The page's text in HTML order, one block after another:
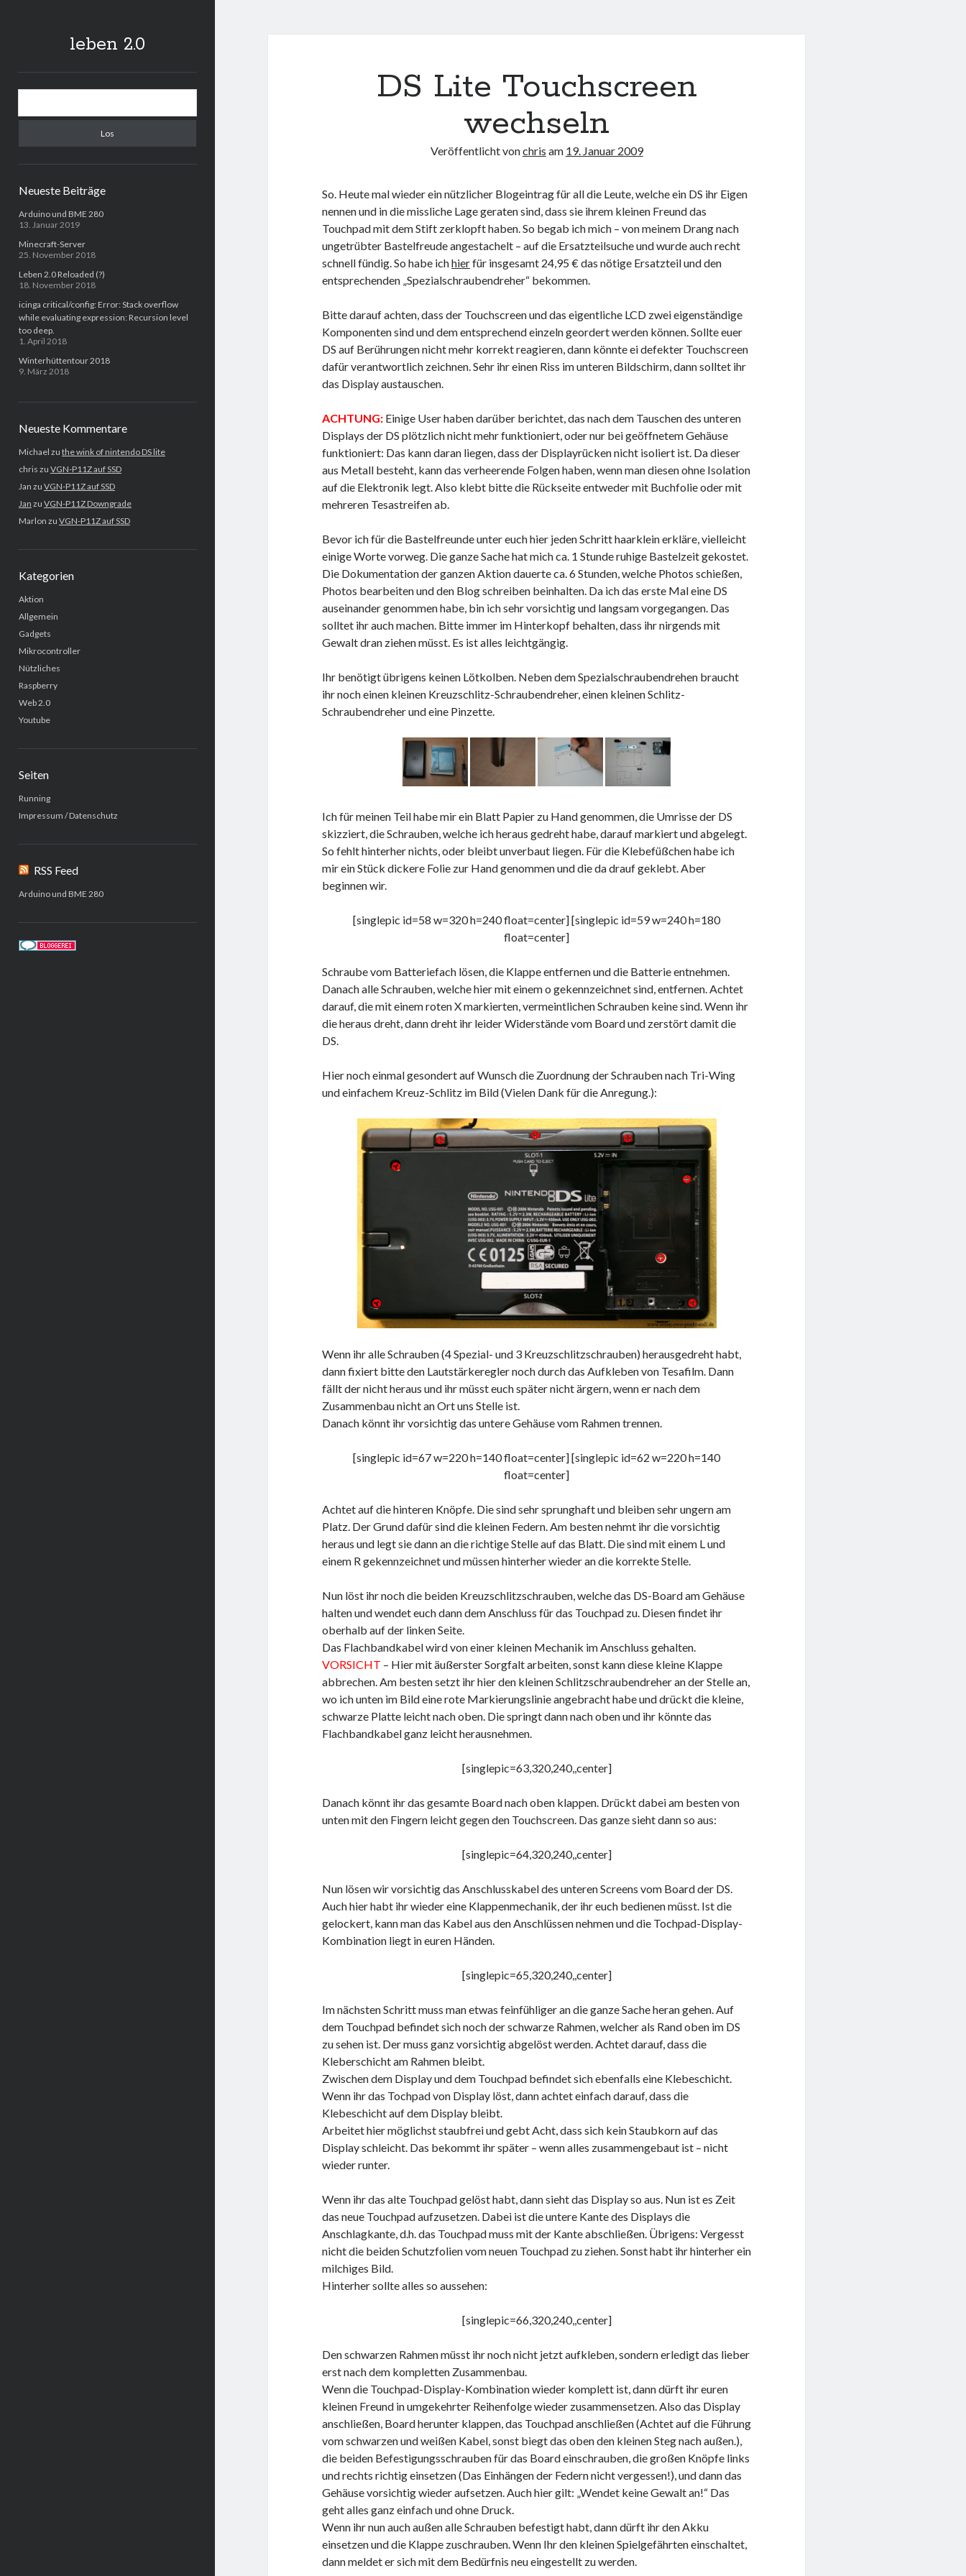
leben 2.0
Sidebar
Neueste Beiträge
Arduino und BME 280
13. Januar 2019
Minecraft-Server
25. November 2018
Leben 2.0 Reloaded (?)
18. November 2018
icinga critical/config: Error: Stack overflow
while evaluating expression: Recursion level
too deep.
1. April 2018
Winterhüttentour 2018
9. März 2018
Neueste Kommentare
Michael zu the wink of nintendo DS lite
chris zu VGN-P11Z auf SSD
Jan zu VGN-P11Z auf SSD
Jan zu VGN-P11Z Downgrade
Marlon zu VGN-P11Z auf SSD
Kategorien
Aktion
Allgemein
Gadgets
Mikrocontroller
Nützliches
Raspberry
Web 2.0
Youtube
Seiten
Running
Impressum / Datenschutz
RSS Feed
Arduino und BME 280
DS Lite Touchscreen
wechseln
Veröffentlicht vonchris am 19. Januar 2009
So. Heute mal wieder ein nützlicher Blogeintrag für all die Leute, welche ein DS ihr Eigen
nennen und in die missliche Lage geraten sind, dass sie ihrem kleinen Freund das
Touchpad mit dem Stift zerklopft haben. So begab ich mich – von meinem Drang nach
ungetrübter Bastelfreude angestachelt – auf die Ersatzteilsuche und wurde auch recht
schnell fündig. So habe ichhierfür insgesamt 24,95 € das nötige Ersatzteil und den
entsprechenden „Spezialschraubendreher“ bekommen.
Bitte darauf achten, dass der Touchscreen und das eigentliche LCD zwei eigenständige
Komponenten sind und dem entsprechend einzeln geordert werden können. Sollte euer
DS auf Berührungen nicht mehr korrekt reagieren, dann könnte ei defekter Touchscreen
dafür verantwortlich zeichnen. Sehr ihr einen Riss im unteren Bildschirm, dann solltet ihr
das Display austauschen.
ACHTUNG: Einige User haben darüber berichtet, das nach dem Tauschen des unteren
Displays der DS plötzlich nicht mehr funktioniert, oder nur bei geöffnetem Gehäuse
funktioniert: Das kann daran liegen, dass der Displayrücken nicht isoliert ist. Da dieser
aus Metall besteht, kann das verheerende Folgen haben, wenn man diesen ohne Isolation
auf die Elektronik legt. Also klebt bitte die Rückseite entweder mit Buchfolie oder mit
mehreren Tesastreifen ab.
Bevor ich für die Bastelfreunde unter euch hier jeden Schritt haarklein erkläre, vielleicht
einige Worte vorweg. Die ganze Sache hat mich ca. 1 Stunde ruhige Bastelzeit gekostet.
Die Dokumentation der ganzen Aktion dauerte ca. 6 Stunden, welche Photos schießen,
Photos bearbeiten und den Blog schreiben beinhalten. Da ich das erste Mal eine DS
auseinander genommen habe, bin ich sehr vorsichtig und langsam vorgegangen. Das
solltet ihr auch machen. Bitte immer im Hinterkopf behalten, dass ihr nirgends mit
Gewalt dran ziehen müsst. Es ist alles leichtgängig.
Ihr benötigt übrigens keinen Lötkolben. Neben dem Spezialschraubendrehen braucht
ihr noch einen kleinen Kreuzschlitz-Schraubendreher, einen kleinen Schlitz-
Schraubendreher und eine Pinzette.
Ich für meinen Teil habe mir ein Blatt Papier zu Hand genommen, die Umrisse der DS
skizziert, die Schrauben, welche ich heraus gedreht habe, darauf markiert und abgelegt.
So fehlt hinterher nichts, oder bleibt unverbaut liegen. Für die Klebefüßchen habe ich
mir ein Stück dickere Folie zur Hand genommen und die da drauf geklebt. Aber
beginnen wir.
[singlepic id=58 w=320 h=240 float=center] [singlepic id=59 w=240 h=180
float=center]
Schraube vom Batteriefach lösen, die Klappe entfernen und die Batterie entnehmen.
Danach alle Schrauben, welche hier mit einem o gekennzeichnet sind, entfernen. Achtet
darauf, die mit einem roten X markierten, vermeintlichen Schrauben keine sind. Wenn ihr
die heraus dreht, dann dreht ihr leider Widerstände vom Board und zerstört damit die
DS.
Hier noch einmal gesondert auf Wunsch die Zuordnung der Schrauben nach Tri-Wing
und einfachem Kreuz-Schlitz im Bild (Vielen Dank für die Anregung.):
Wenn ihr alle Schrauben (4 Spezial- und 3 Kreuzschlitzschrauben) herausgedreht habt,
dann fixiert bitte den Lautstärkeregler noch durch das Aufkleben von Tesafilm. Dann
fällt der nicht heraus und ihr müsst euch später nicht ärgern, wenn er nach dem
Zusammenbau nicht an Ort uns Stelle ist.
Danach könnt ihr vorsichtig das untere Gehäuse vom Rahmen trennen.
[singlepic id=67 w=220 h=140 float=center] [singlepic id=62 w=220 h=140
float=center]
Achtet auf die hinteren Knöpfe. Die sind sehr sprunghaft und bleiben sehr ungern am
Platz. Der Grund dafür sind die kleinen Federn. Am besten nehmt ihr die vorsichtig
heraus und legt sie dann an die richtige Stelle auf das Blatt. Die sind mit einem L und
einem R gekennzeichnet und müssen hinterher wieder an die korrekte Stelle.
Nun löst ihr noch die beiden Kreuzschlitzschrauben, welche das DS-Board am Gehäuse
halten und wendet euch dann dem Anschluss für das Touchpad zu. Diesen findet ihr
oberhalb auf der linken Seite.
Das Flachbandkabel wird von einer kleinen Mechanik im Anschluss gehalten.
VORSICHT – Hier mit äußerster Sorgfalt arbeiten, sonst kann diese kleine Klappe
abbrechen. Am besten setzt ihr hier den kleinen Schlitzschraubendreher an der Stelle an,
wo ich unten im Bild eine rote Markierungslinie angebracht habe und drückt die kleine,
schwarze Platte leicht nach oben. Die springt dann nach oben und ihr könnte das
Flachbandkabel ganz leicht herausnehmen.
[singlepic=63,320,240,,center]
Danach könnt ihr das gesamte Board nach oben klappen. Drückt dabei am besten von
unten mit den Fingern leicht gegen den Touchscreen. Das ganze sieht dann so aus:
[singlepic=64,320,240,,center]
Nun lösen wir vorsichtig das Anschlusskabel des unteren Screens vom Board der DS.
Auch hier habt ihr wieder eine Klappenmechanik, der ihr euch bedienen müsst. Ist die
gelockert, kann man das Kabel aus den Anschlüssen nehmen und die Tochpad-Display-
Kombination liegt in euren Händen.
[singlepic=65,320,240,,center]
Im nächsten Schritt muss man etwas feinfühliger an die ganze Sache heran gehen. Auf
dem Touchpad befindet sich noch der schwarze Rahmen, welcher als Rand oben im DS
zu sehen ist. Der muss ganz vorsichtig abgelöst werden. Achtet darauf, dass die
Kleberschicht am Rahmen bleibt.
Zwischen dem Display und dem Touchpad befindet sich ebenfalls eine Klebeschicht.
Wenn ihr das Tochpad von Display löst, dann achtet einfach darauf, dass die
Klebeschicht auf dem Display bleibt.
Arbeitet hier möglichst staubfrei und gebt Acht, dass sich kein Staubkorn auf das
Display schleicht. Das bekommt ihr später – wenn alles zusammengebaut ist – nicht
wieder runter.
Wenn ihr das alte Touchpad gelöst habt, dann sieht das Display so aus. Nun ist es Zeit
das neue Touchpad aufzusetzen. Dabei ist die untere Kante des Displays die
Anschlagkante, d.h. das Touchpad muss mit der Kante abschließen. Übrigens: Vergesst
nicht die beiden Schutzfolien vom neuen Touchpad zu ziehen. Sonst habt ihr hinterher ein
milchiges Bild.
Hinterher sollte alles so aussehen:
[singlepic=66,320,240,,center]
Den schwarzen Rahmen müsst ihr noch nicht jetzt aufkleben, sondern erledigt das lieber
erst nach dem kompletten Zusammenbau.
Wenn die Touchpad-Display-Kombination wieder komplett ist, dann dürft ihr euren
kleinen Freund in umgekehrter Reihenfolge wieder zusammensetzen. Also das Display
anschließen, Board herunter klappen, das Touchpad anschließen (Achtet auf die Führung
vom schwarzen und weißen Kabel, sonst biegt das oben den kleinen Steg nach außen.),
die beiden Befestigungsschrauben für das Board einschrauben, die großen Knöpfe links
und rechts richtig einsetzen (Das Einhängen der Federn nicht vergessen!), und dann das
Gehäuse vorsichtig wieder aufsetzen. Auch hier gilt: „Wendet keine Gewalt an!“ Das
geht alles ganz einfach und ohne Druck.
Wenn ihr nun auch außen alle Schrauben befestigt habt, dann dürft ihr den Akku
einsetzen und die Klappe zuschrauben. Wenn Ihr den kleinen Spielgefährten einschaltet,
dann meldet er sich mit dem Bedürfnis neu eingestellt zu werden.